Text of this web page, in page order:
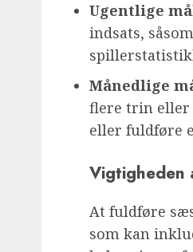
Ugentlige
indsats,
Månedlige
flere trin eller
eller fuldføre
Vigtigheden
At fuldføre
som kan